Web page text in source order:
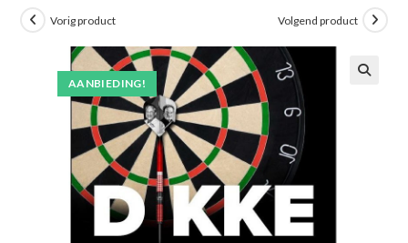
AANBIEDING!
Vorig product Volgend product